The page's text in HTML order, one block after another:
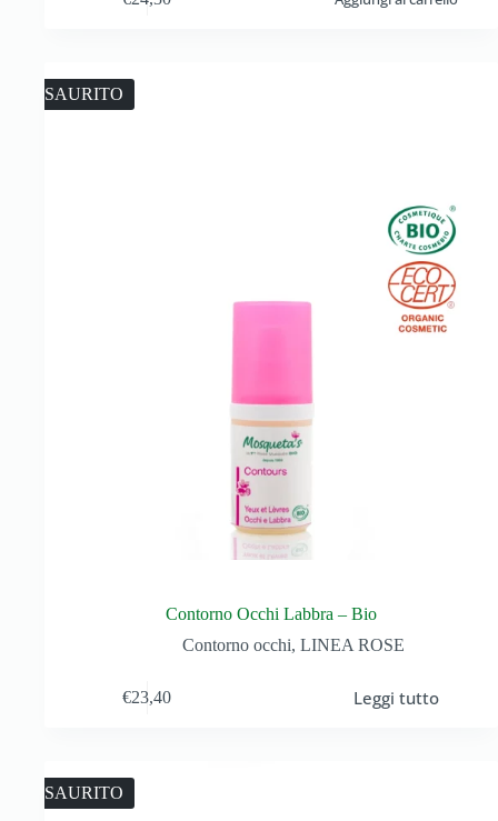
ESAURITO
Contorno Occhi Labbra – Bio
Contorno occhi, LINEA ROSE
€23,40 Leggi tutto
ESAURITO